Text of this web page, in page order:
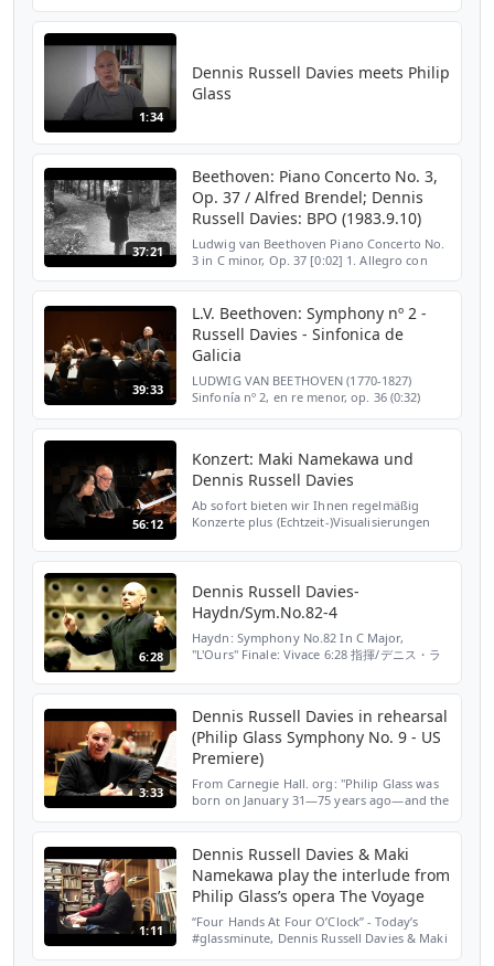
1:34
Dennis Russell Davies meets Philip
Glass
37:21
Beethoven: Piano Concerto No. 3,
Op. 37 / Alfred Brendel; Dennis
Russell Davies: BPO (1983.9.10)
Ludwig van Beethoven Piano Concerto No.
3 in C minor, Op. 37 [0:02] 1. Allegro con
Brendel,...
39:33
L.V. Beethoven: Symphony nº 2 -
Russell Davies - Sinfonica de
Galicia
LUDWIG VAN BEETHOVEN (1770-1827)
Sinfonía nº 2, en re menor, op. 36 (0:32)
56:12
Konzert: Maki Namekawa und
Dennis Russell Davies
Ab sofort bieten wir Ihnen regelmäßig
Konzerte plus (Echtzeit-)Visualisierungen
6:28
Dennis Russell Davies-
Haydn/Sym.No.82-4
Haydn: Symphony No.82 In C Major,
"L'Ours" Finale: Vivace 6:28 指揮/デニス・ラ
MUSIC 88697443312-29
3:33
Dennis Russell Davies in rehearsal
(Philip Glass Symphony No. 9 - US
Premiere)
From Carnegie Hall. org: "Philip Glass was
born on January 31—75 years ago—and the
premiere of his newest symp...
1:11
Dennis Russell Davies & Maki
Namekawa play the interlude from
Philip Glass’s opera The Voyage
“Four Hands At Four O’Clock” - Today’s
#glassminute, Dennis Russell Davies & Maki